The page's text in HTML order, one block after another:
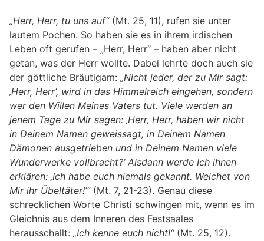
„Herr, Herr, tu uns auf“(Mt. 25, 11), rufen sie unter
lautem Pochen. So haben sie es in ihrem irdischen
Leben oft gerufen – „Herr, Herr“ – haben aber nicht
getan, was der Herr wollte. Dabei lehrte doch auch sie
der göttliche Bräutigam: „Nicht jeder, der zu Mir sagt:
‚Herr, Herr‘, wird in das Himmelreich eingehen, sondern
wer den Willen Meines Vaters tut. Viele werden an
jenem Tage zu Mir sagen: ‚Herr, Herr, haben wir nicht
in Deinem Namen geweissagt, in Deinem Namen
Dämonen ausgetrieben und in Deinem Namen viele
Wunderwerke vollbracht?‘ Alsdann werde Ich ihnen
erklären: ‚Ich habe euch niemals gekannt. Weichet von
Mir ihr Übeltäter!‘“(Mt. 7, 21-23). Genau diese
schrecklichen Worte Christi schwingen mit, wenn es im
Gleichnis aus dem Inneren des Festsaales
herausschallt: „Ich kenne euch nicht!“(Mt. 25, 12).